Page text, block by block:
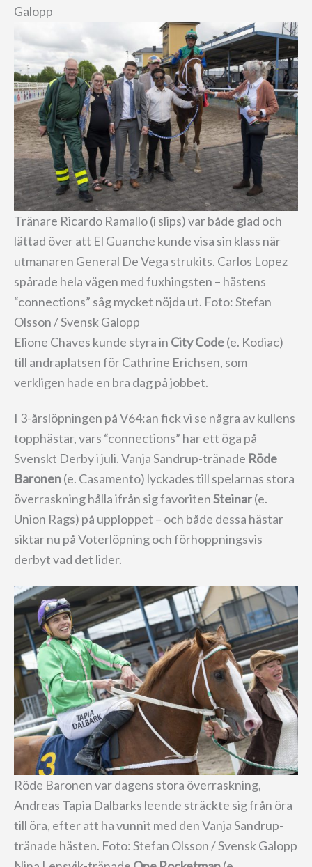
Galopp
Tränare Ricardo Ramallo (i slips) var både glad och
lättad över att El Guanche kunde visa sin klass när
utmanaren General De Vega strukits. Carlos Lopez
spårade hela vägen med fuxhingsten – hästens
“connections” såg mycket nöjda ut. Foto: Stefan
Olsson / Svensk Galopp
Elione Chaves kunde styra in City Code(e. Kodiac)
till andraplatsen för Cathrine Erichsen, som
verkligen hade en bra dag på jobbet.
I 3-årslöpningen på V64:an fick vi se några av kullens
topphästar, vars “connections” har ett öga på
Svenskt Derby i juli. Vanja Sandrup-tränade Röde
Baronen(e. Casamento) lyckades till spelarnas stora
överraskning hålla ifrån sig favoritenSteinar(e.
Union Rags) på upploppet – och både dessa hästar
siktar nu på Voterlöpning och förhoppningsvis
derbyt vad det lider.
Röde Baronen var dagens stora överraskning,
Andreas Tapia Dalbarks leende sträckte sig från öra
till öra, efter att ha vunnit med den Vanja Sandrup-
tränade hästen. Foto: Stefan Olsson / Svensk Galopp